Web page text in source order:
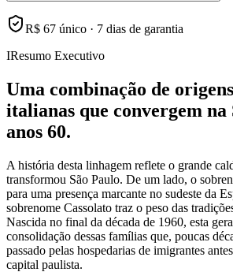
R$ 67 único · 7 dias de garantia
IResumo Executivo
Uma combinação de
italianas que convergem na
anos 60.
A história desta linhagem reflete o grande
transformou São Paulo. De um lado, o
para uma presença marcante no sudeste da
sobrenome Cassolato traz o peso das
Nascida no final da década de 1960, esta
consolidação dessas famílias que, poucas
passado pelas hospedarias de imigrantes
capital paulista.